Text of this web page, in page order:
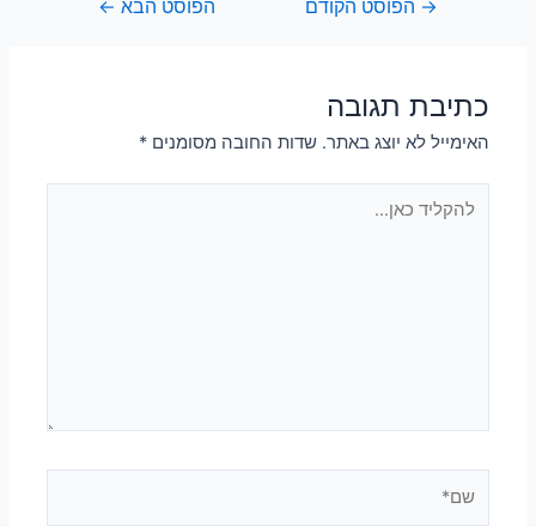
→הפוסט הקודם הפוסט הבא←
כתיבת תגובה
האימייל לא יוצג באתר. שדות החובה מסומנים*